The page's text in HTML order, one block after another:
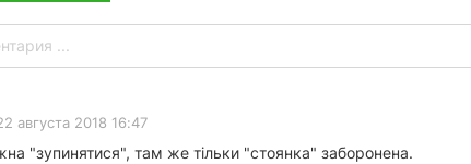
августа 2018 16:47
"зупинятися", там же тільки "стоянка" заборонена.